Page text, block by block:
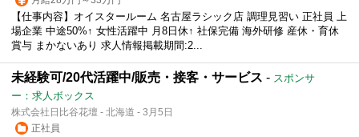
【仕事内容】オイスタールーム 名古屋ラシック店 調理見習い 正社員 上
場企業 中途50%↑ 女性活躍中 月8日休↑ 社保完備 海外研修 産休・育休
賞与 まかないあり 求人情報掲載期間:2...
未経験可/20代活躍中/販売・接客・サービス - スポンサ
ー：求人ボックス
株式会社日比谷花壇 - 北海道 - 3月5日
正社員